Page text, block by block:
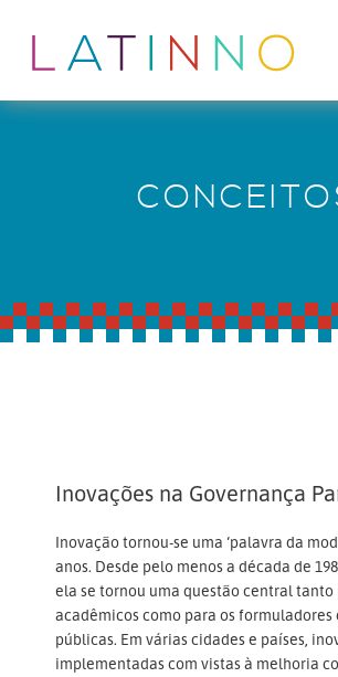
Inovações na Governança
Inovação tornou-se uma ‘palavra da
anos. Desde pelo menos a década de
ela se tornou uma questão central tanto
acadêmicos como para os
públicas. Em várias cidades e países,
implementadas com vistas à melhoria